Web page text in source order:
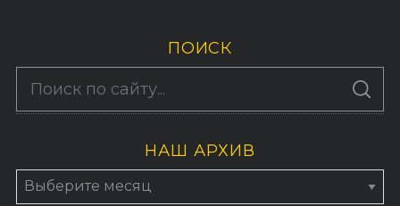
ПОИСК
S
A
По авторам
НАШ АРХИВ
Н